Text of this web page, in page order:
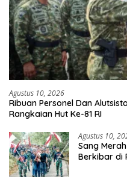
Agustus 10, 2026
Ribuan Personel Dan
Rangkaian Hut Ke-81 RI
Agustus 10,
Sang
Berkibar di